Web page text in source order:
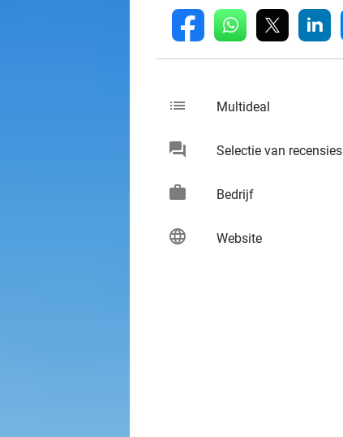
fb whatsapp linkedin
list Multideal
chat Selectie van recensies
work Bedrijf
language Website